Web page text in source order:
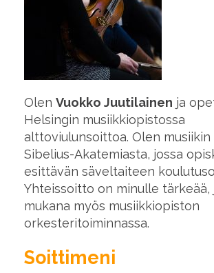
Olen Vuokko Juutilainen ja
Helsingin musiikkiopistossa
alttoviulunsoittoa. Olen musiikin
Sibelius-Akatemiasta, jossa
esittävän säveltaiteen
Yhteissoitto on minulle tärkeää,
mukana myös musiikkiopiston
orkesteritoiminnassa.
Soittimeni